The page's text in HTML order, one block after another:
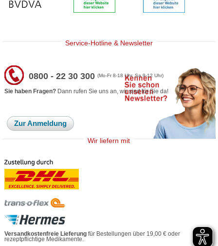
Service-Hotline & Newsletter
0800 - 22 30 300(Mo-Fr 8-18 Uhr, Sa 9-12 Uhr)
Sie haben Fragen? Dann rufen Sie uns an, wir sind für Sie da!
Zur Anmeldung
Wir liefern mit
Versandkostenfreie Lieferung für Bestellungen über 19,00 € oder
rezeptpflichtige Medikamente.